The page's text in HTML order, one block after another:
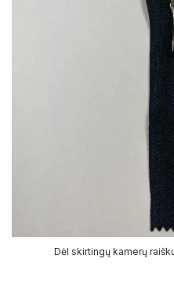
Dėl skirtingų kamerų